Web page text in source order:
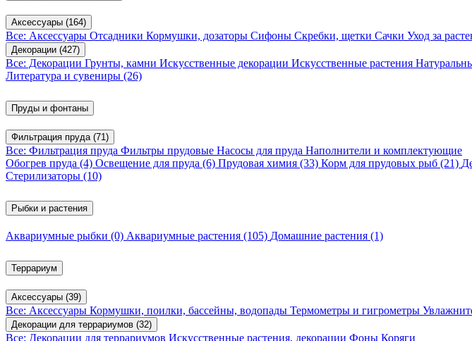
Аксессуары (164)
Все: Аксессуары Отсадники Кормушки, дозаторы Сифоны Скребки, щетки Сачки Уход за
Декорации (427)
Все: Декорации Грунты, камни Искусственные декорации Искусственные растения
Литература и сувениры (26)
Пруды и фонтаны
Фильтрация пруда (71)
Все: Фильтрация пруда Фильтры прудовые Насосы для пруда Наполнители и комплектующие
Обогрев пруда (4) Освещение для пруда (6) Прудовая химия (33) Корм для прудовых рыб (21)
Стерилизаторы (10)
Рыбки и растения
Аквариумные рыбки (0) Аквариумные растения (105) Домашние растения (1)
Террариум
Аксессуары (39)
Все: Аксессуары Кормушки, поилки, бассейны, водопады Термометры и гигрометры
Декорации для террариумов (32)
Все: Декорации для террариумов Искусственные растения, декорации Фоны Коряги